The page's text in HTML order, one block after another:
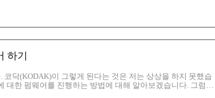
club(G-NET) 팬클럽에 가입을 했습니다. 그리고 내용물을
된 것을 확인할 수가 있었습니다. 엽서, 그리고 제일 중요한
하기
닥(KODAK)이 그렇게 된다는 것은 저는 상상을 하지 못했습
대한 펌웨어를 진행하는 방법에 대해 알아보겠습니다. 그럼